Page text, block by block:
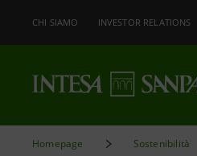
CHI SIAMO INVESTOR RELATIONS
Homepage Sostenibilità